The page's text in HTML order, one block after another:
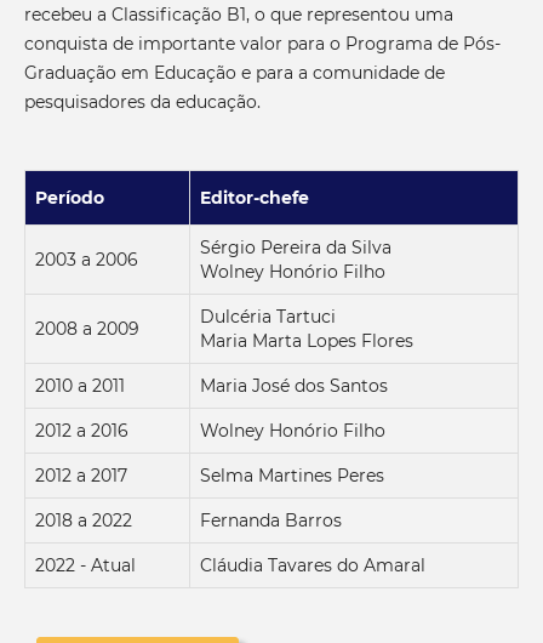
recebeu a Classificação B1, o que representou uma
conquista de importante valor para o Programa de Pós-
Graduação em Educação e para a comunidade de
pesquisadores da educação.
Período Editor-chefe
2003 a 2006
Sérgio Pereira da Silva
Wolney Honório Filho
2008 a 2009
Dulcéria Tartuci
Maria Marta Lopes Flores
2010 a 2011 Maria José dos Santos
2012 a 2016 Wolney Honório Filho
2012 a 2017 Selma Martines Peres
2018 a 2022 Fernanda Barros
2022 - Atual Cláudia Tavares do Amaral